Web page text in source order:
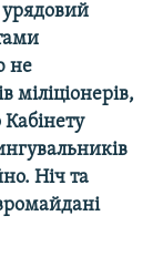
не
міліціонерів,
Ніч та